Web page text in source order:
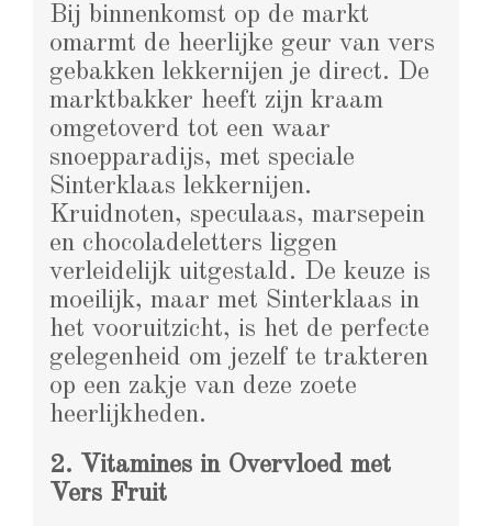
Bij binnenkomst op de markt
omarmt de heerlijke geur van vers
gebakken lekkernijen je direct. De
marktbakker heeft zijn kraam
omgetoverd tot een waar
snoepparadijs, met speciale
Sinterklaas lekkernijen.
Kruidnoten, speculaas, marsepein
en chocoladeletters liggen
verleidelijk uitgestald. De keuze is
moeilijk, maar met Sinterklaas in
het vooruitzicht, is het de perfecte
gelegenheid om jezelf te trakteren
op een zakje van deze zoete
heerlijkheden.
2. Vitamines in Overvloed met
Vers Fruit